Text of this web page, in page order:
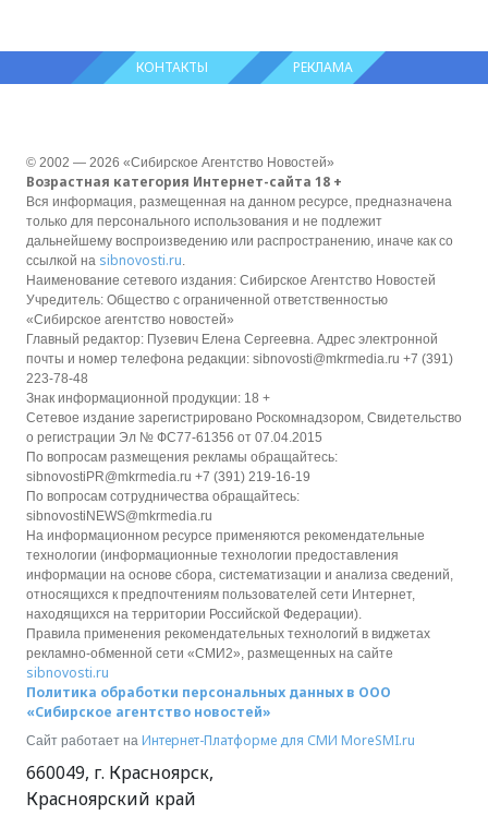
КОНТАКТЫ РЕКЛАМА
© 2002 — 2026 «Сибирское Агентство Новостей»
Возрастная категория Интернет-сайта 18 +
Вся информация, размещенная на данном ресурсе, предназначена
только для персонального использования и не подлежит
дальнейшему воспроизведению или распространению, иначе как со
ссылкой на sibnovosti.ru.
Наименование сетевого издания: Сибирское Агентство Новостей
Учредитель: Общество с ограниченной ответственностью
«Сибирское агентство новостей»
Главный редактор: Пузевич Елена Сергеевна. Адрес электронной
почты и номер телефона редакции: sibnovosti@mkrmedia.ru +7 (391)
223-78-48
Знак информационной продукции: 18 +
Сетевое издание зарегистрировано Роскомнадзором, Свидетельство
о регистрации Эл № ФС77-61356 от 07.04.2015
По вопросам размещения рекламы обращайтесь:
sibnovostiPR@mkrmedia.ru +7 (391) 219-16-19
По вопросам сотрудничества обращайтесь:
sibnovostiNEWS@mkrmedia.ru
На информационном ресурсе применяются рекомендательные
технологии (информационные технологии предоставления
информации на основе сбора, систематизации и анализа сведений,
относящихся к предпочтениям пользователей сети Интернет,
находящихся на территории Российской Федерации).
Правила применения рекомендательных технологий в виджетах
рекламно-обменной сети «СМИ2», размещенных на сайте
sibnovosti.ru
Политика обработки персональных данных в ООО
«Сибирское агентство новостей»
Сайт работает на Интернет-Платформе для СМИ MoreSMI.ru
660049, г. Красноярск,
Красноярский край